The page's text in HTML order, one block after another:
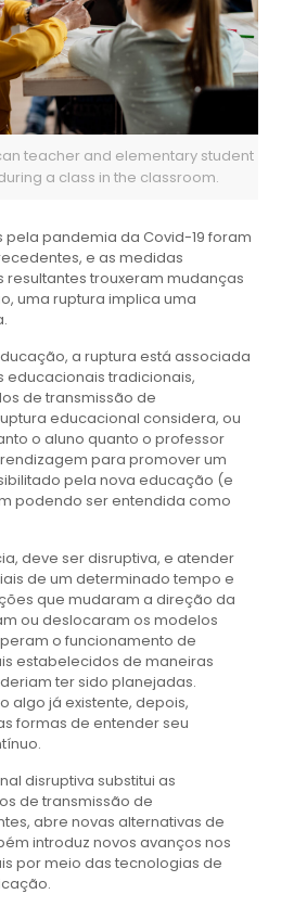
teacher and elementary student
a class in the classroom.
pela pandemia da Covid-19 foram
e as medidas
trouxeram mudanças
uma ruptura implica uma
a ruptura está associada
tradicionais,
de transmissão de
educacional considera, ou
o aluno quanto o professor
para promover um
pela nova educação (e
podendo ser entendida como
deve ser disruptiva, e atender
de um determinado tempo e
que mudaram a direção da
ou deslocaram os modelos
o funcionamento de
estabelecidos de maneiras
ter sido planejadas.
algo já existente, depois,
formas de entender seu
disruptiva substitui as
de transmissão de
abre novas alternativas de
introduz novos avanços nos
por meio das tecnologias de